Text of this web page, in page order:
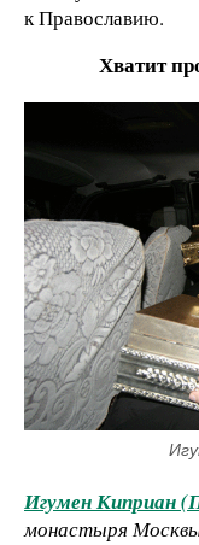
к Православию.
Хватит
Игумен Киприан
монастыря